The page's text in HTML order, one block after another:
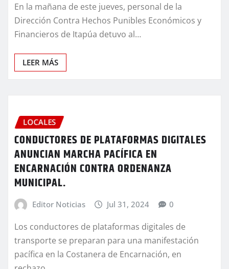
En la mañana de este jueves, personal de la
Dirección Contra Hechos Punibles Económicos y
Financieros de Itapúa detuvo al…
LEER MÁS
LOCALES
CONDUCTORES DE PLATAFORMAS DIGITALES
ANUNCIAN MARCHA PACÍFICA EN
ENCARNACIÓN CONTRA ORDENANZA
MUNICIPAL.
Editor Noticias Jul 31, 2024 0
Los conductores de plataformas digitales de
transporte se preparan para una manifestación
pacífica en la Costanera de Encarnación, en